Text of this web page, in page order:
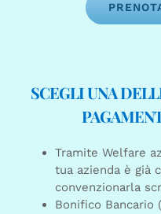
SCEGLI UNA
Tramite Welfare
tua azienda è già
convenzionarla
Bonifico Bancario